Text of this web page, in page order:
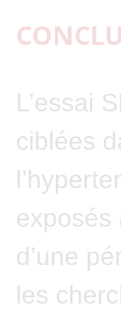
L’essai
ciblées
exposés
d’une
les